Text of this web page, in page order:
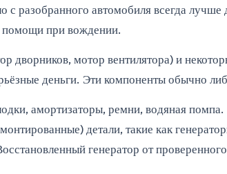
с разобранного автомобиля всегда
помощи при вождении.
дворников, мотор вентилятора) и
деньги. Эти компоненты обычно
амортизаторы, ремни, водяная
детали, такие как
генератор от